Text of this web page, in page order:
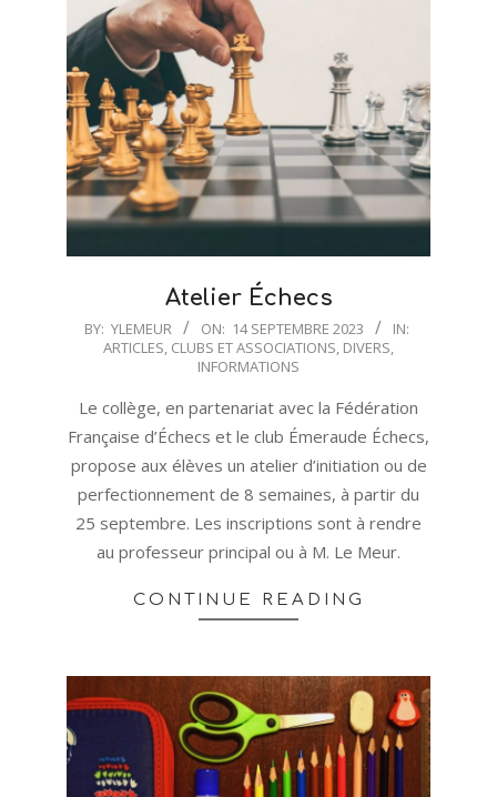
Atelier Échecs
2023-
BY: YLEMEUR ON: 14 SEPTEMBRE 2023
IN:
ARTICLES, CLUBS ET ASSOCIATIONS, DIVERS,
INFORMATIONS
Le collège, en partenariat avec la Fédération
Française d’Échecs et le club Émeraude Échecs,
propose aux élèves un atelier d’initiation ou de
perfectionnement de 8 semaines, à partir du
25 septembre. Les inscriptions sont à rendre
au professeur principal ou à M. Le Meur.
CONTINUE READING